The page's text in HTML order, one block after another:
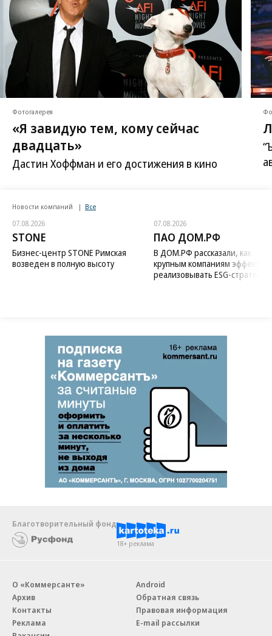
Фотогалерея
«Я завидую тем, кому сейчас
двадцать»
Дастин Хоффман и его достижения в кино
Новости компаний Все
07.08.2026
STONE
Бизнес-центр STONE Римская
возведен в полную высоту
07.08.2026
ПАО ДОМ.РФ
В ДОМ.РФ рассказали, как
крупным компаниям
реализовывать ESG-стратегию
Благотворительный фонд
18+ реклама
О «Коммерсанте»
Архив
Контакты
Реклама
Android
Обратная связь
Правовая информация
E-mail рассылки